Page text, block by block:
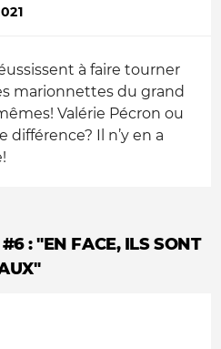
à faire tourner
marionnettes du grand
Valérie Pécron ou
différence? Il n’y en a
: "EN FACE, ILS SONT